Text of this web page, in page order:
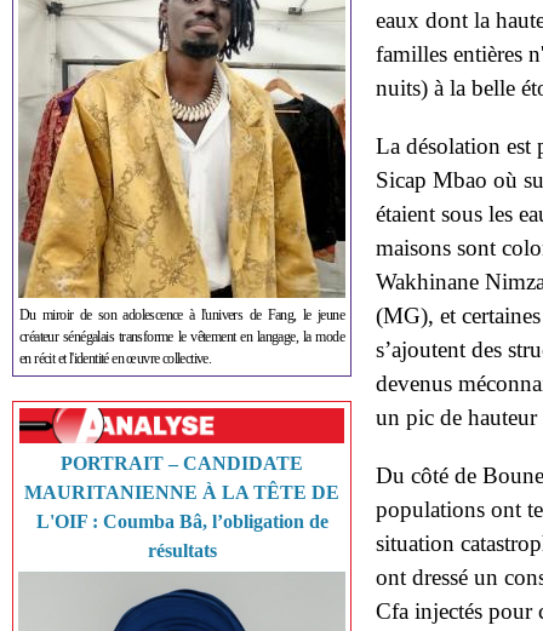
Du miroir de son adolescence à l'univers de Fang, le jeune
créateur sénégalais transforme le vêtement en langage, la mode
en récit et l'identité en œuvre collective.
PORTRAIT – CANDIDATE
MAURITANIENNE À LA TÊTE DE
L'OIF : Coumba Bâ, l’obligation de
résultats
eaux dont la
familles entières
nuits) à la belle
La désolation est
Sicap Mbao où
étaient sous les
maisons sont
Wakhinane
(MG), et
s’ajoutent des
devenus
un pic de
Du côté de
populations ont
situation
ont dressé un
Cfa injectés pour